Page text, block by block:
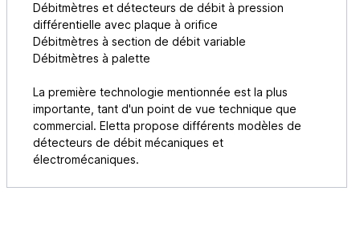
Débitmètres et détecteurs de débit à pression
différentielle avec plaque à orifice
Débitmètres à section de débit variable
Débitmètres à palette
La première technologie mentionnée est la plus
importante, tant d'un point de vue technique que
commercial. Eletta propose différents modèles de
détecteurs de débit mécaniques et
électromécaniques.